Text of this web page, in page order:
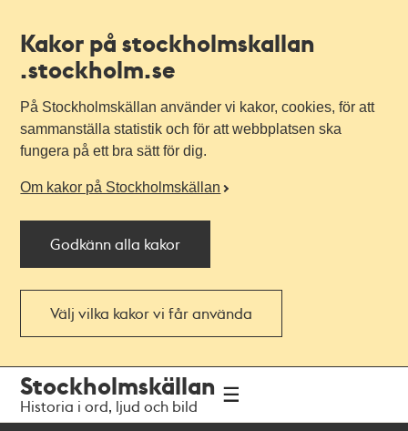
Kakor på stockholmskallan
.stockholm.se
På Stockholmskällan använder vi kakor, cookies, för att
sammanställa statistik och för att webbplatsen ska
fungera på ett bra sätt för dig.
Om kakor på Stockholmskällan
Godkänn alla kakor
Välj vilka kakor vi får använda
navigationen
huvudinnehållet
Stockholmskällan
Historia i ord, ljud och bild